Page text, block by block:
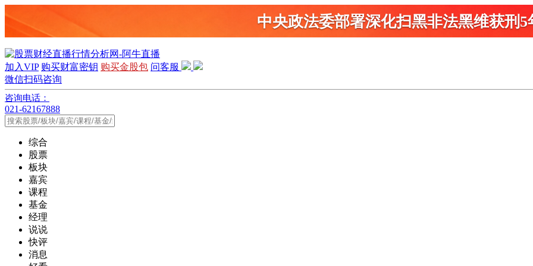
中央政法委部署深化扫黑非法黑维获刑5
加入VIP 购买财富密钥 购买金股包 问客服
微信扫码咨询
咨询电话：
021-62167888
综合
股票
板块
嘉宾
课程
基金
经理
说说
快评
消息